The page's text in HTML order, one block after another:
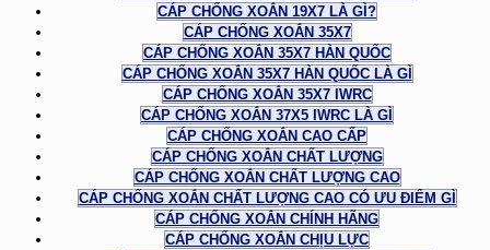
CÁP CHỐNG XOẮN 19X7 LÀ GÌ?
CÁP CHỐNG XOẮN 35X7
CÁP CHỐNG XOẮN 35X7 HÀN QUỐC
CÁP CHỐNG XOẮN 35X7 HÀN QUỐC LÀ GÌ
CÁP CHỐNG XOẮN 35X7 IWRC
CÁP CHỐNG XOẮN 37X5 IWRC LÀ GÌ
CÁP CHỐNG XOẮN CAO CẤP
CÁP CHỐNG XOẮN CHẤT LƯỢNG
CÁP CHỐNG XOẮN CHẤT LƯỢNG CAO
CÁP CHỐNG XOẮN CHẤT LƯỢNG CAO CÓ ƯU ĐIỂM GÌ
CÁP CHỐNG XOẮN CHÍNH HÃNG
CÁP CHỐNG XOẮN CHỊU LỰC